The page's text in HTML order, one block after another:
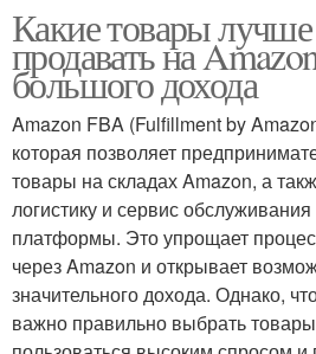
Какие товары лучше
продавать на
большого дохода
Amazon FBA (Fulfillment by
которая позволяет
товары на складах Amazon, а
логистику и сервис обслуживания
платформы. Это упрощает
через Amazon и открывает
значительного дохода. Однако,
важно правильно выбрать